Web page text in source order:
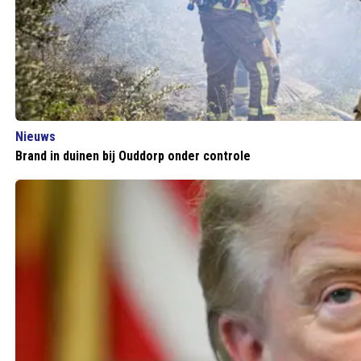
Nieuws
Brand in duinen bij Ouddorp onder controle